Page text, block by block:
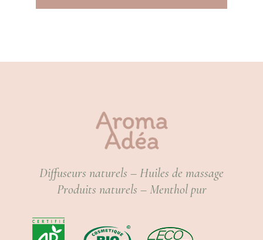
Diffuseurs naturels – Huiles de massage
Produits naturels – Menthol pur